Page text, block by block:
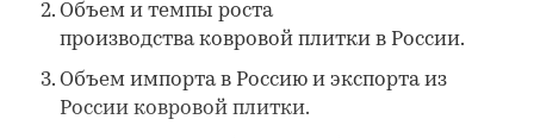
Объем и темпы роста
производства ковровой плитки в России.
Объем импорта в Россию и экспорта из
России ковровой плитки.